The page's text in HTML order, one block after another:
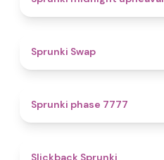
Sprunki Swap
Sprunki phase 7777
Slickback Sprunki